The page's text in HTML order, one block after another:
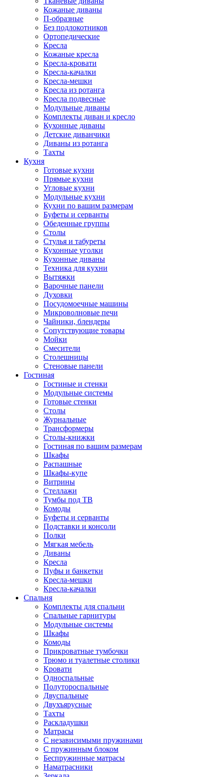
Кожаные диваны
П-образные
Без подлокотников
Ортопедические
Кресла
Кожаные кресла
Кресла-кровати
Кресла-качалки
Кресла-мешки
Кресла из ротанга
Кресла подвесные
Модульные диваны
Комплекты диван и кресло
Кухонные диваны
Детские диванчики
Диваны из ротанга
Тахты
Кухня
Готовые кухни
Прямые кухни
Угловые кухни
Модульные кухни
Кухни по вашим размерам
Буфеты и серванты
Обеденные группы
Столы
Стулья и табуреты
Кухонные уголки
Кухонные диваны
Техника для кухни
Вытяжки
Варочные панели
Духовки
Посудомоечные машины
Микроволновые печи
Чайники, блендеры
Сопутствующие товары
Мойки
Смесители
Столешницы
Стеновые панели
Гостиная
Гостиные и стенки
Модульные системы
Готовые стенки
Столы
Журнальные
Трансформеры
Столы-книжки
Гостиная по вашим размерам
Шкафы
Распашные
Шкафы-купе
Витрины
Стеллажи
Тумбы под ТВ
Комоды
Буфеты и серванты
Подставки и консоли
Полки
Мягкая мебель
Диваны
Кресла
Пуфы и банкетки
Кресла-мешки
Кресла-качалки
Спальня
Комплекты для спальни
Спальные гарнитуры
Модульные системы
Шкафы
Комоды
Прикроватные тумбочки
Трюмо и туалетные столики
Кровати
Односпальные
Полутороспальные
Двуспальные
Двухъярусные
Тахты
Раскладушки
Матрасы
С независимыми пружинами
С пружинным блоком
Беспружинные матрасы
Наматрасники